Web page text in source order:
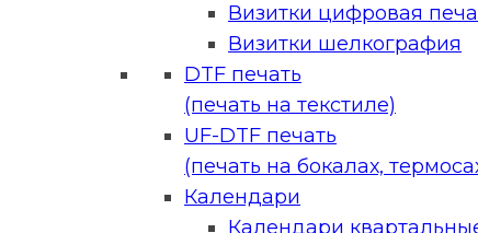
Визитки цифровая
Визитки шелкография
DTF печать
(печать на текстиле)
UF-DTF печать
(печать на бокалах,
Календари
Календари